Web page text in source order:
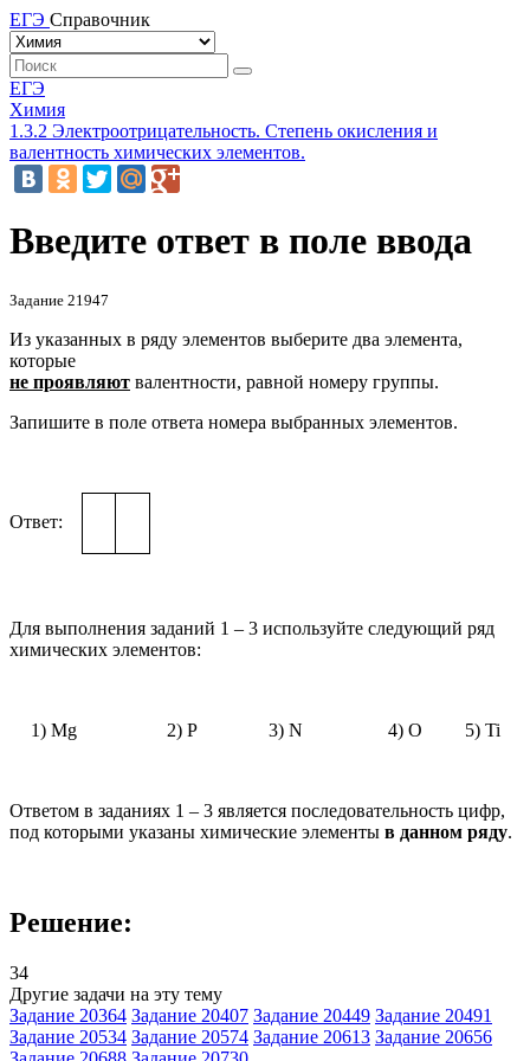
ЕГЭ Справочник
ЕГЭ
Химия
1.3.2 Электроотрицательность. Степень окисления и
валентность химических элементов.
Введите ответ в поле ввода
Задание 21947
Из указанных в ряду элементов выберите два элемента,
которые
не проявляют валентности, равной номеру группы.
Запишите в поле ответа номера выбранных элементов.
Ответ:
Для выполнения заданий 1 – 3 используйте следующий ряд
химических элементов:
1) Mg2)P3)N 4)O 5) Ti
Ответом в заданиях 1 – 3 является последовательность цифр,
под которыми указаны химические элементы в данном ряду.
Решение:
34
Другие задачи на эту тему
Задание 20364 Задание 20407 Задание 20449 Задание 20491
Задание 20534 Задание 20574 Задание 20613 Задание 20656